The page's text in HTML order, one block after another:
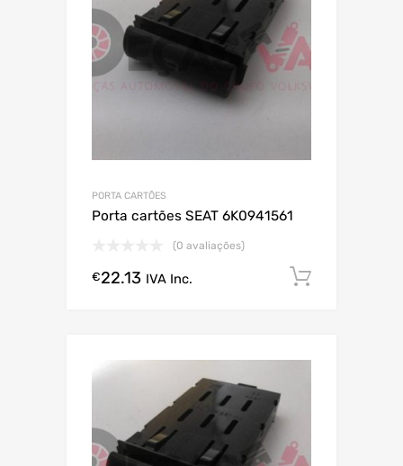
PORTA CARTÕES
Porta cartões SEAT 6K0941561
(0 avaliações)
€22.13 IVA Inc.